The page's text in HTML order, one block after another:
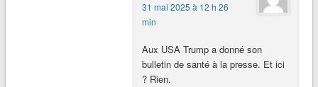
31 mai 2025 à 12 h 26
min
Aux USA Trump a donné son
bulletin de santé à la presse. Et ici
? Rien.